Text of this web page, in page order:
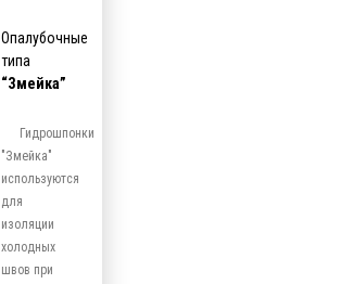
Опалубочные
типа
“Змейка”
Гидрошпонки
"Змейка"
используются
для
изоляции
холодных
швов при